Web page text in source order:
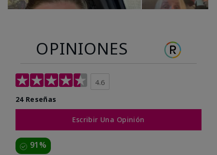
OPINIONES
4.6
24 Reseñas
Escribir Una Opinión
91%